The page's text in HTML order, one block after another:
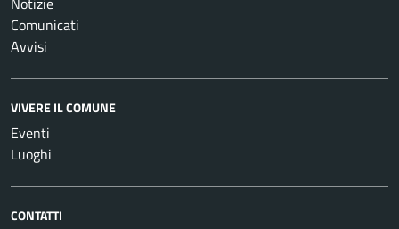
Comunicati
Avvisi
VIVERE IL COMUNE
Eventi
Luoghi
CONTATTI